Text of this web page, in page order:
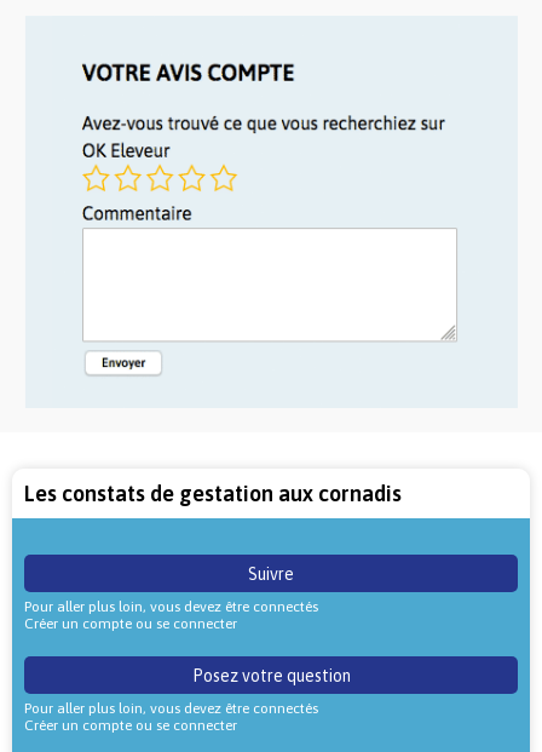
Les constats de gestation aux cornadis
Suivre
Pour aller plus loin, vous devez être connectés
Créer un compte ou se connecter
Posez votre question
Pour aller plus loin, vous devez être connectés
Créer un compte ou se connecter